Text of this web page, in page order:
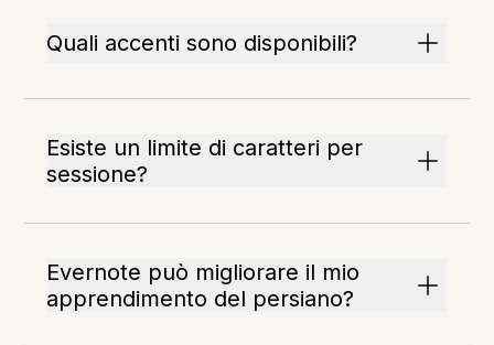
Quali accenti sono disponibili?
Esiste un limite di caratteri per
sessione?
Evernote può migliorare il mio
apprendimento del persiano?